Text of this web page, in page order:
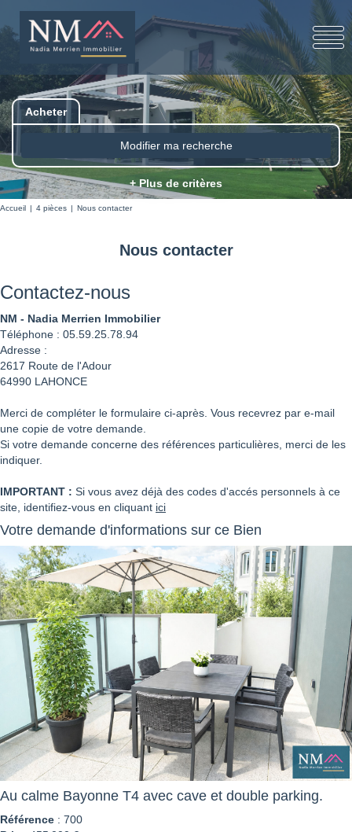
Acheter
Modifier ma recherche
+ Plus de critères
Accueil 4 pièces Nous contacter
Nous contacter
Contactez-nous
NM - Nadia Merrien Immobilier
Téléphone : 05.59.25.78.94
Adresse :
2617 Route de l'Adour
64990 LAHONCE
Merci de compléter le formulaire ci-après. Vous recevrez par e-mail
une copie de votre demande.
Si votre demande concerne des références particulières, merci de les
indiquer.
IMPORTANT : Si vous avez déjà des codes d'accés personnels à ce
site, identifiez-vous en cliquant ici
Votre demande d'informations sur ce Bien
Au calme Bayonne T4 avec cave et double parking.
Référence : 700